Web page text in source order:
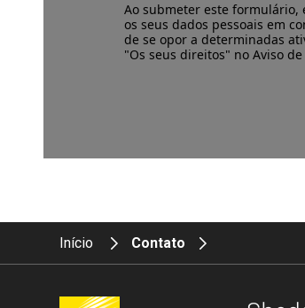
Ao submeter este formulário,
os seus dados pessoais em
de se opor a determinadas
"Os seus direitos" no Aviso
Início Contato